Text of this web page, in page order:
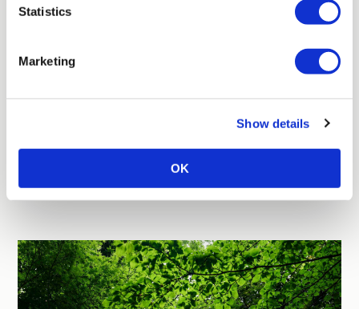
Statistics
Marketing
Show details
OK
Więcej ofert pracy